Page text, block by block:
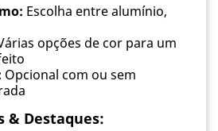
Escolha entre alumínio,
opções de cor para um
Opcional com ou sem
& Destaques: